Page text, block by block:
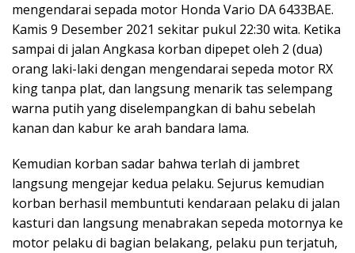
mengendarai sepada motor Honda Vario DA 6433BAE.
Kamis 9 Desember 2021 sekitar pukul 22:30 wita. Ketika
sampai di jalan Angkasa korban dipepet oleh 2 (dua)
orang laki-laki dengan mengendarai sepeda motor RX
king tanpa plat, dan langsung menarik tas selempang
warna putih yang diselempangkan di bahu sebelah
kanan dan kabur ke arah bandara lama.
Kemudian korban sadar bahwa terlah di jambret
langsung mengejar kedua pelaku. Sejurus kemudian
korban berhasil membuntuti kendaraan pelaku di jalan
kasturi dan langsung menabrakan sepeda motornya ke
motor pelaku di bagian belakang, pelaku pun terjatuh,